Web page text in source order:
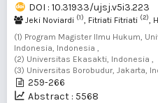
DOI : 10.31933/ujsj.v5i3.223
Jeki Noviardi (1) , Fitriati Fitriati (2) ,
(1) Program Magister Ilmu Hukum,
Indonesia, Indonesia ,
(2) Universitas Ekasakti, Indonesia ,
(3) Universitas Borobudur, Jakarta,
259-266
Abstract : 5568